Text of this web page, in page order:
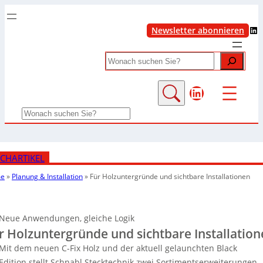
Newsletter abonnieren LinkedIn
Search
LinkedIn
Search
» Planung & Installation» Für Holzuntergründe und sichtbare Installationen
Anwendungen, gleiche Logik
Holzuntergründe und sichtbare
dem neuen C-Fix Holz und der aktuell gelaunchten Black